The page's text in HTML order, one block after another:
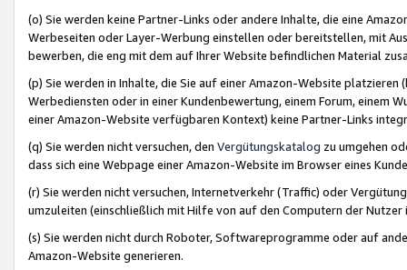
(o) Sie werden keine Partner-Links oder andere Inhalte, die eine
Werbeseiten oder Layer-Werbung einstellen oder bereitstellen, mit
bewerben, die eng mit dem auf Ihrer Website befindlichen Material
(p) Sie werden in Inhalte, die Sie auf einer Amazon-Website
Werbediensten oder in einer Kundenbewertung, einem Forum, einem
einer Amazon-Website verfügbaren Kontext) keine Partner-Links
(q) Sie werden nicht versuchen, den Vergütungskatalog zu umgehen
dass sich eine Webpage einer Amazon-Website im Browser eines
(r) Sie werden nicht versuchen, Internetverkehr (Traffic) oder
umzuleiten (einschließlich mit Hilfe von auf den Computern der
(s) Sie werden nicht durch Roboter, Softwareprogramme oder auf
Amazon-Website generieren.